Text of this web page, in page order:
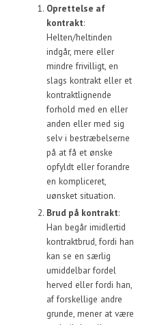
Oprettelse af
kontrakt:
Helten/heltinden
indgår, mere eller
mindre frivilligt, en
slags kontrakt eller et
kontraktlignende
forhold med en eller
anden eller med sig
selv i bestræbelserne
på at få et ønske
opfyldt eller forandre
en kompliceret,
uønsket situation.
Brud på kontrakt:
Han begår imidlertid
kontraktbrud, fordi han
kan se en særlig
umiddelbar fordel
herved eller fordi han,
af forskellige andre
grunde, mener at være